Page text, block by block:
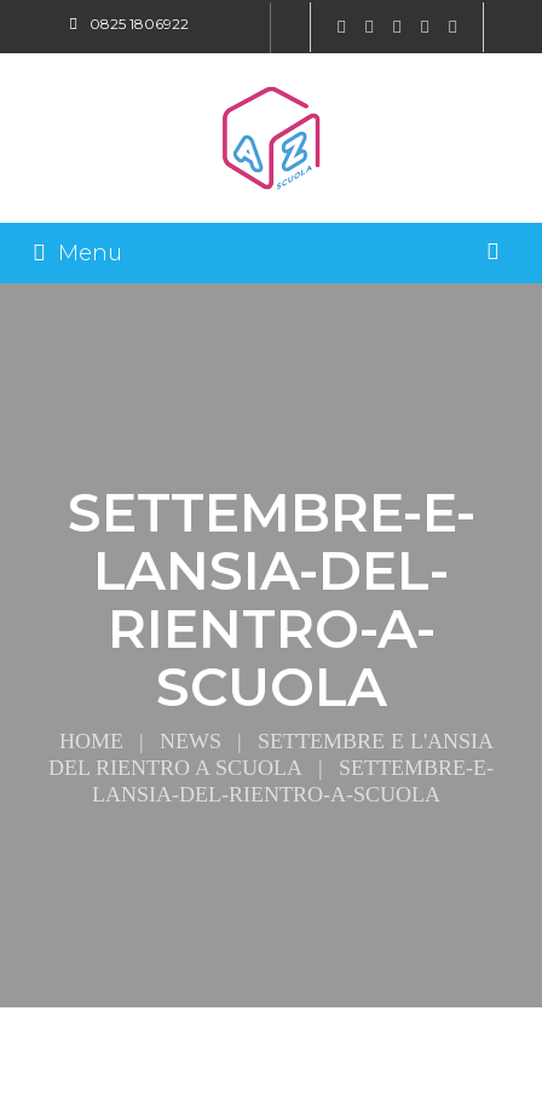
0825 1806922
Menu
SETTEMBRE-E-
LANSIA-DEL-
RIENTRO-A-
SCUOLA
HOME | NEWS |
SETTEMBRE E L'ANSIA
DEL RIENTRO A SCUOLA
|
SETTEMBRE-E-
LANSIA-DEL-RIENTRO-A-SCUOLA